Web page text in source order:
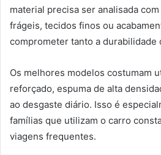
material precisa ser analisada
frágeis, tecidos finos ou
comprometer tanto a durabilidade
Os melhores modelos costumam
reforçado, espuma de alta
ao desgaste diário. Isso é
famílias que utilizam o carro
viagens frequentes.